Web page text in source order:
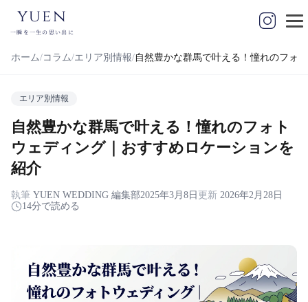
yuen
一瞬を一生の思い出に
ホーム コラム エリア別情報 自然豊かな群馬で叶える！憧れのフォ
エリア別情報
自然豊かな群馬で叶える！憧れのフォト
ウェディング｜おすすめロケーションを
紹介
執筆 YUEN WEDDING 編集部2025年3月8日 更新 2026年2月28日
14分で読める